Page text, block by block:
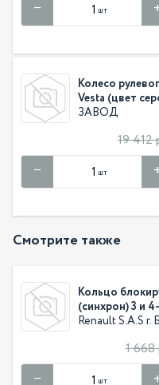
шт
Колесо
Vesta (цвет
ЗАВОД
19 412
шт
Смотрите также
Кольцо
(синхрон) 3 и
Renault S.A.S г.
1 668
шт